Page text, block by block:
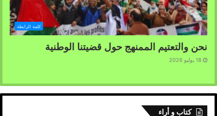
كلمة الرابطة
نحن والتعتيم الممنهج حول قضيتنا الوطنية
18 يوليو 2026
كتاب و أراء